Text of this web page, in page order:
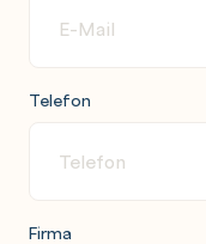
Telefon
Firma